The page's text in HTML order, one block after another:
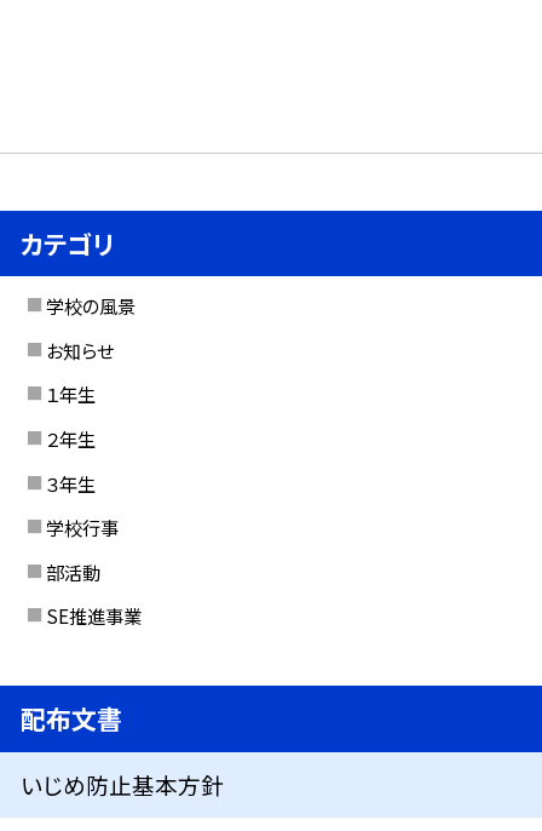
カテゴリ
学校の風景
お知らせ
１年生
２年生
３年生
学校行事
部活動
SE推進事業
配布文書
いじめ防止基本方針